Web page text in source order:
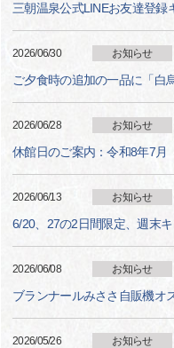
三朝温泉公式LINEお友達登録
2026/06/30 お知らせ
ご夕食時の追加の一品に「白
2026/06/28 お知らせ
休館日のご案内：令和8年7月
2026/06/13 お知らせ
6/20、27の2日間限定、週末
2026/06/08 お知らせ
ブランナールみささ自販機オ
2026/05/26 お知らせ